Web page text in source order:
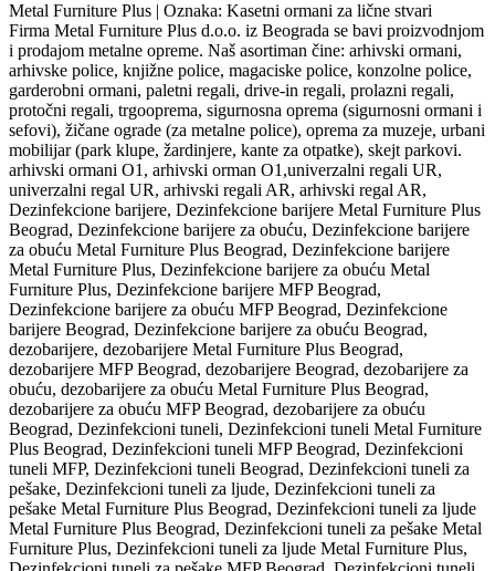
Metal Furniture Plus | Oznaka: Kasetni ormani za lične stvari
Firma Metal Furniture Plus d.o.o. iz Beograda se bavi proizvodnjom
i prodajom metalne opreme. Naš asortiman čine: arhivski ormani,
arhivske police, knjižne police, magaciske police, konzolne police,
garderobni ormani, paletni regali, drive-in regali, prolazni regali,
protočni regali, trgooprema, sigurnosna oprema (sigurnosni ormani i
sefovi), žičane ograde (za metalne police), oprema za muzeje, urbani
mobilijar (park klupe, žardinjere, kante za otpatke), skejt parkovi.
arhivski ormani O1, arhivski orman O1,univerzalni regali UR,
univerzalni regal UR, arhivski regali AR, arhivski regal AR,
Dezinfekcione barijere, Dezinfekcione barijere Metal Furniture Plus
Beograd, Dezinfekcione barijere za obuću, Dezinfekcione barijere
za obuću Metal Furniture Plus Beograd, Dezinfekcione barijere
Metal Furniture Plus, Dezinfekcione barijere za obuću Metal
Furniture Plus, Dezinfekcione barijere MFP Beograd,
Dezinfekcione barijere za obuću MFP Beograd, Dezinfekcione
barijere Beograd, Dezinfekcione barijere za obuću Beograd,
dezobarijere, dezobarijere Metal Furniture Plus Beograd,
dezobarijere MFP Beograd, dezobarijere Beograd, dezobarijere za
obuću, dezobarijere za obuću Metal Furniture Plus Beograd,
dezobarijere za obuću MFP Beograd, dezobarijere za obuću
Beograd, Dezinfekcioni tuneli, Dezinfekcioni tuneli Metal Furniture
Plus Beograd, Dezinfekcioni tuneli MFP Beograd, Dezinfekcioni
tuneli MFP, Dezinfekcioni tuneli Beograd, Dezinfekcioni tuneli za
pešake, Dezinfekcioni tuneli za ljude, Dezinfekcioni tuneli za
pešake Metal Furniture Plus Beograd, Dezinfekcioni tuneli za ljude
Metal Furniture Plus Beograd, Dezinfekcioni tuneli za pešake Metal
Furniture Plus, Dezinfekcioni tuneli za ljude Metal Furniture Plus,